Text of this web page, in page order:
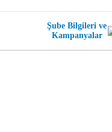
Şube Bilgileri ve
Kampanyalar